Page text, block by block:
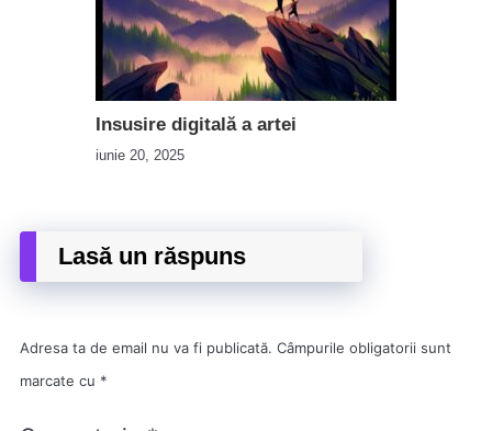
Insusire digitală a artei
iunie 20, 2025
Lasă un răspuns
Adresa ta de email nu va fi publicată. Câmpurile obligatorii sunt
marcate cu *